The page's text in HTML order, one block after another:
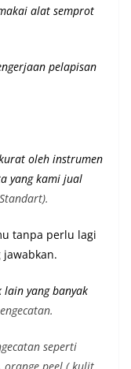
alat semprot
pelapisan
oleh instrumen
yang kami jual
tanpa perlu lagi
lain yang banyak
seperti